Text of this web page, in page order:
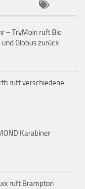
– TryMoin ruft Bio
Globus zurück
ruft verschiedene
Karabiner
ruft Brampton